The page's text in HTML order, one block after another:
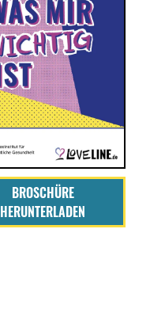
BROSCHÜRE
HERUNTERLADEN